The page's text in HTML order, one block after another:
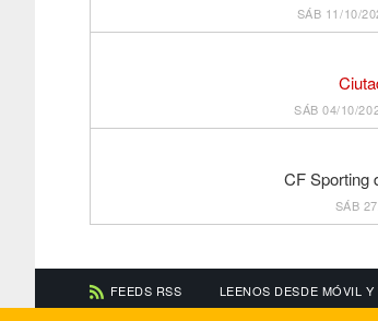
SÁB 11/10/
SÁB 04/10/
CF Sporting
SÁB
FEEDS RSS LEENOS DESDE MÓVIL Y